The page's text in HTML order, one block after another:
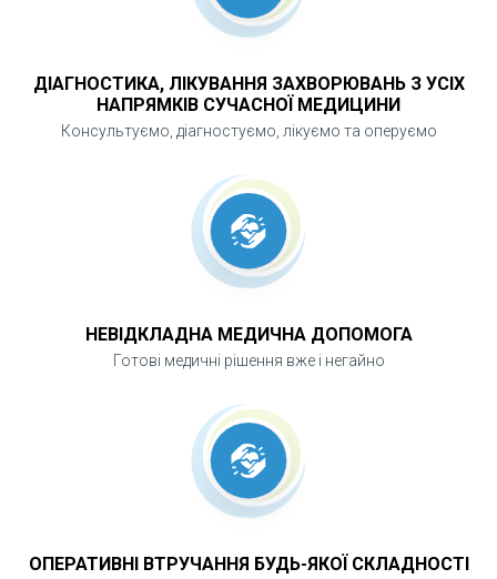
ДІАГНОСТИКА, ЛІКУВАННЯ ЗАХВОРЮВАНЬ З УСІХ
НАПРЯМКІВ СУЧАСНОЇ МЕДИЦИНИ
Консультуємо, діагностуємо, лікуємо та оперуємо
НЕВІДКЛАДНА МЕДИЧНА ДОПОМОГА
Готові медичні рішення вже і негайно
ОПЕРАТИВНІ ВТРУЧАННЯ БУДЬ-ЯКОЇ СКЛАДНОСТІ